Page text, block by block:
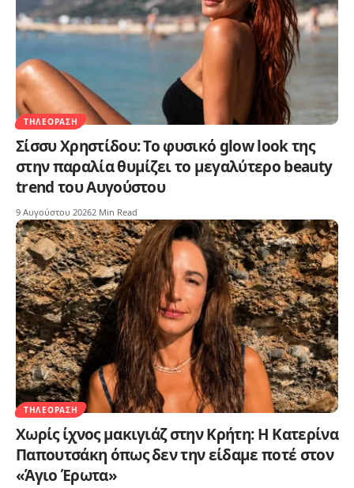
ΤΗΛΕΌΡΑΣΗ
Σίσσυ Χρηστίδου: Το φυσικό glow look της
στην παραλία θυμίζει το μεγαλύτερο beauty
trend του Αυγούστου
9 Αυγούστου 20262 Min Read
ΤΗΛΕΌΡΑΣΗ
Χωρίς ίχνος μακιγιάζ στην Κρήτη: Η Κατερίνα
Παπουτσάκη όπως δεν την είδαμε ποτέ στον
«Άγιο Έρωτα»